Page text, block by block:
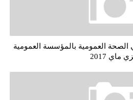
العمومية بالمؤسسة العمومية
2017